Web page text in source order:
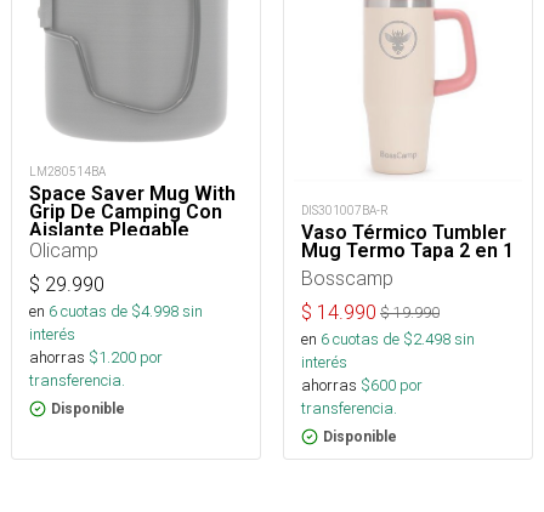
LM280514BA
Space Saver Mug With
Grip De Camping Con
Aislante Plegable
Olicamp
$ 29.990
en 6cuotas de $4.998sin
interés
ahorras $1.200 por
transferencia.
Disponible
DIS301007BA-R
Vaso Térmico Tumbler
Mug Termo Tapa 2 en 1
Bosscamp
$ 14.990 $19.990
en 6cuotas de $2.498sin
interés
ahorras $600 por
transferencia.
Disponible